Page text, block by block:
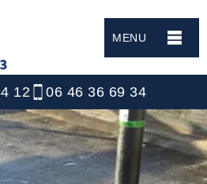
MENU
12 06 46 36 69 34